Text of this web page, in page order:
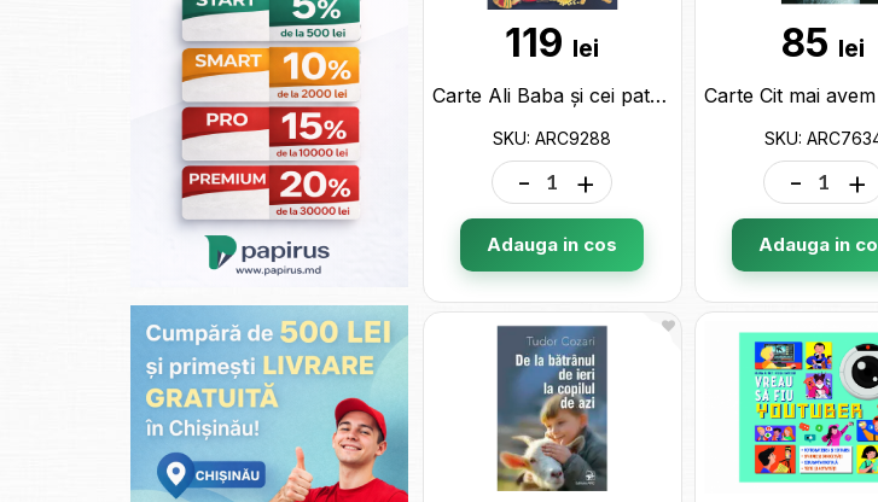
119 lei
Carte Ali Baba și cei patruzeci de hoți. Aladin și lampa fermecată ARC9288
SKU: ARC9288
- +
Adauga in cos
85 lei
SKU:
- +
Adauga in